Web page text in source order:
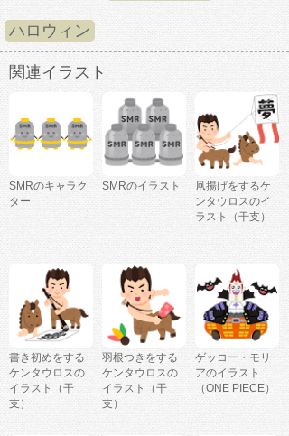
ハロウィン
関連イラスト
SMRのキャラク
ター
SMRのイラスト
凧揚げをするケ
ンタウロスのイ
ラスト（干支）
書き初めをする
ケンタウロスの
イラスト（干
支）
羽根つきをする
ケンタウロスの
イラスト（干
支）
ゲッコー・モリ
アのイラスト
（ONE PIECE）